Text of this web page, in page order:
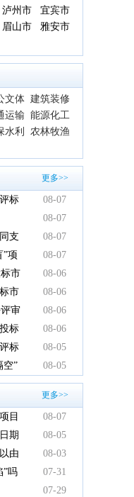
泸州市
宜宾市
眉山市
雅安市
文体 建筑装修
运输 能源化工
水利
农林牧渔
更多>>
标
08-07
08-07
支
08-07
”项
08-07
市
08-06
市
08-06
审
08-06
标
08-06
标
08-05
空”
08-05
更多>>
目
08-07
期
08-05
由
08-03
”吗
07-31
07-29